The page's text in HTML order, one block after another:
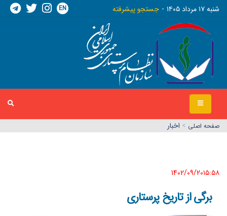
شنبه ١٧ مرداد ١٤٠٥ جستجو پیشرفته EN
صفحه اصلي > اخبار
1402/09/20١٥:٥٨
برگی از تاریخ پرستاری